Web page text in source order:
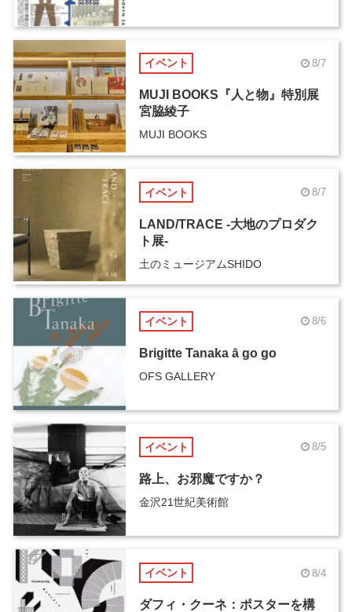
イベント 8/7
MUJI BOOKS『人と物』特別展
宮脇綾子
MUJI BOOKS
イベント 8/7
LAND/TRACE -大地のプロダク
ト展-
土のミュージアムSHIDO
イベント 8/6
Brigitte Tanaka ā go go
OFS GALLERY
イベント 8/5
路上、お邪魔ですか？
金沢21世紀美術館
イベント 8/4
ダフィ・クーネ：ポスターを構